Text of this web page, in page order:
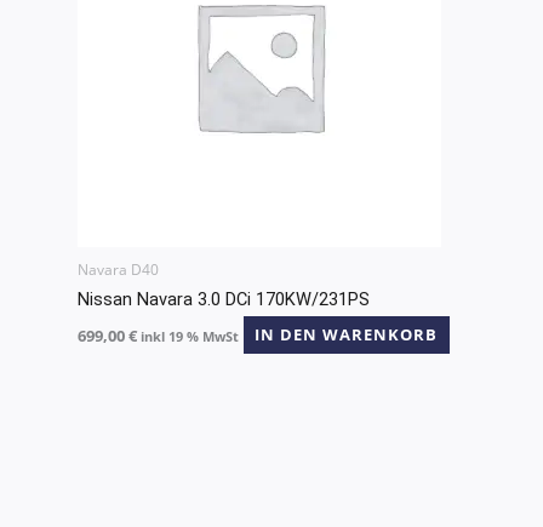
Navara D40
Nissan Navara 3.0 DCi 170KW/231PS
699,00€ inkl 19 % MwSt IN DEN WARENKORB